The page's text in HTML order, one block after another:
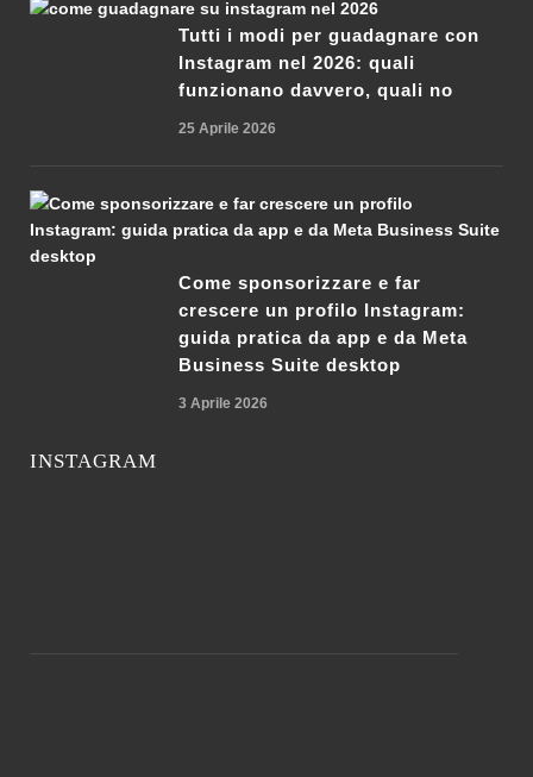
Tutti i modi per guadagnare con
Instagram nel 2026: quali
funzionano davvero, quali no
25 Aprile 2026
Come sponsorizzare e far
crescere un profilo Instagram:
guida pratica da app e da Meta
Business Suite desktop
3 Aprile 2026
INSTAGRAM